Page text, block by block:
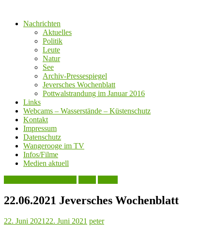
Nachrichten
Aktuelles
Politik
Leute
Natur
See
Archiv-Pressespiegel
Jeversches Wochenblatt
Pottwalstrandung im Januar 2016
Links
Webcams – Wasserstände – Küstenschutz
Kontakt
Impressum
Datenschutz
Wangerooge im TV
Infos/Filme
Medien aktuell
22.06.2021 Jeversches Wochenblatt
22. Juni 2021 22. Juni 2021 peter